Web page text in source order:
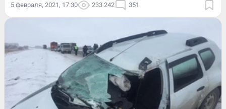
5 февраля, 2021, 17:30 233 242 351